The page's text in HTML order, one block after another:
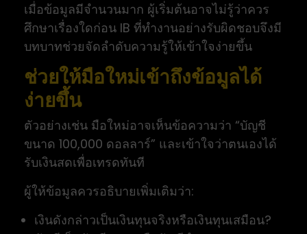
เมื่อข้อมูลมีจำนวนมาก ผู้เริ่มต้นอาจไม่รู้ว่าควร
ศึกษาเรื่องใดก่อน IB ที่ทำงานอย่างรับผิดชอบจึงมี
บทบาทช่วยจัดลำดับความรู้ให้เข้าใจง่ายขึ้น
ช่วยให้มือใหม่เข้าถึงข้อมูลได้
ง่ายขึ้น
ตัวอย่างเช่น มือใหม่อาจเห็นข้อความว่า “บัญชี
ขนาด 100,000 ดอลลาร์” และเข้าใจว่าตนเองได้
รับเงินสดเพื่อเทรดทันที
ผู้ให้ข้อมูลควรอธิบายเพิ่มเติมว่า:
เงินดังกล่าวเป็นเงินทุนจริงหรือเงินทุนเสมือน?